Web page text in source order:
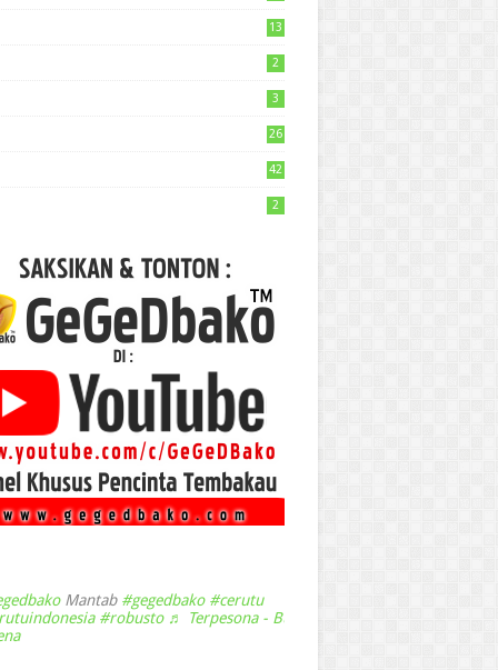
13
2
3
26
42
2
Mantab #gegedbako #cerutu
#robusto ♬ Terpesona - Bulan